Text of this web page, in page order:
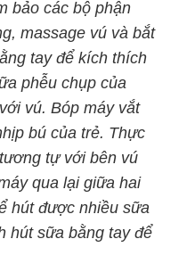
bảo các bộ phận
massage vú và bắt
tay để kích thích
phễu chụp của
vú. Bóp máy vắt
bú của trẻ. Thực
tự với bên vú
qua lại giữa hai
hút được nhiều sữa
hút sữa bằng tay để